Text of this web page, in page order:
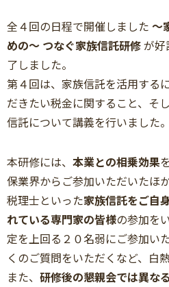
全４回の日程で開催しました ～
めの～ つなぐ家族信託研修が好
了しました。
第４回は、家族信託を活用する
だきたい税金に関すること、そ
信託について講義を行いました。
本研修には、 本業との相乗効果
保業界からご参加いただいたほ
税理士といった家族信託をご自
れている専門家の皆様の参加を
定を上回る２０名弱にご参加い
くのご質問をいただくなど、白
また、 研修後の懇親会では異な